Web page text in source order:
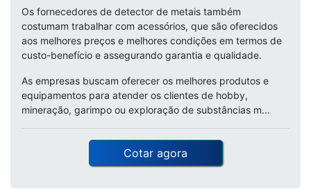
Os fornecedores de detector de metais também
costumam trabalhar com acessórios, que são oferecidos
aos melhores preços e melhores condições em termos de
custo-benefício e assegurando garantia e qualidade.
As empresas buscam oferecer os melhores produtos e
equipamentos para atender os clientes de hobby,
mineração, garimpo ou exploração de substâncias m...
Cotar agora